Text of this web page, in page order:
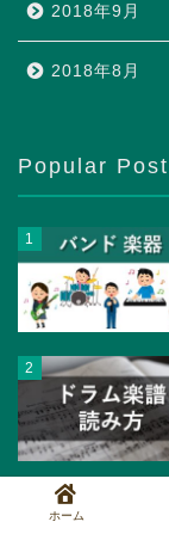
2018年9月
2018年8月
Popular Post
1
2
ホーム